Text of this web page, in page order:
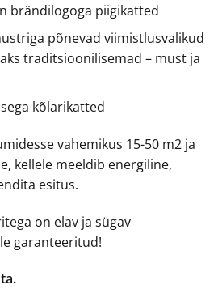
brändilogoga piigikatted
põnevad viimistlusvalikud
traditsioonilisemad – must ja
kõlarikatted
vahemikus 15-50 m2 ja
kellele meeldib energiline,
esitus.
on elav ja sügav
garanteeritud!